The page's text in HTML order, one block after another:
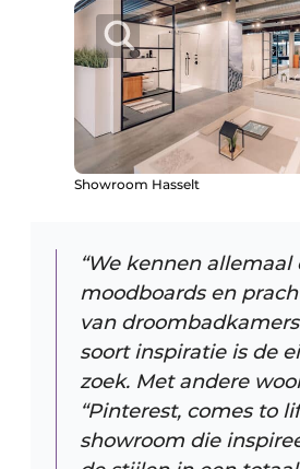
Showroom Hasselt
“We kennen allemaal
moodboards en
van
soort inspiratie is de
zoek. Met andere
“Pinterest, comes to
showroom die